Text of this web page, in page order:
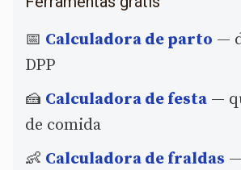
📅 Calculadora de parto —
DPP
🍰 Calculadora de festa —
de comida
👶 Calculadora de fraldas